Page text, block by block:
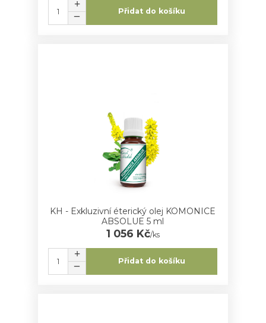
Přidat do košíku
KH - Exkluzivní éterický olej KOMONICE
ABSOLUE 5 ml
1 056 Kč/ks
Přidat do košíku